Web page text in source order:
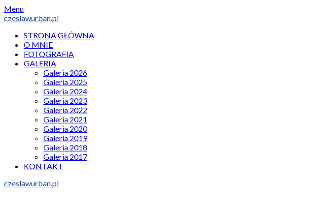
Skip
to
Menu
czeslawurban.pl
STRONA GŁÓWNA
O MNIE
FOTOGRAFIA
GALERIA
Galeria 2026
Galeria 2025
Galeria 2024
Galeria 2023
Galeria 2022
Galeria 2021
Galeria 2020
Galeria 2019
Galeria 2018
Galeria 2017
KONTAKT
czeslawurban.pl